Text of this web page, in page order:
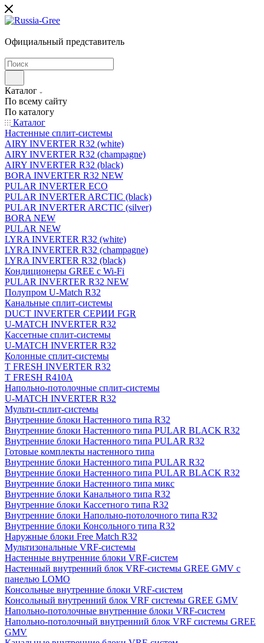
Официальный представитель
Каталог
По всему сайту
По каталогу
Каталог
Настенные сплит-системы
AIRY INVERTER R32 (white)
AIRY INVERTER R32 (champagne)
AIRY INVERTER R32 (black)
BORA INVERTER R32 NEW
PULAR INVERTER ECO
PULAR INVERTER ARCTIC (black)
PULAR INVERTER ARCTIC (silver)
BORA NEW
PULAR NEW
LYRA INVERTER R32 (white)
LYRA INVERTER R32 (champagne)
LYRA INVERTER R32 (black)
Кондиционеры GREE с Wi-Fi
PULAR INVERTER R32 NEW
Полупром U-Match R32
Канальные сплит-системы
DUCT INVERTER СЕРИИ FGR
U-MATCH INVERTER R32
Кассетные сплит-системы
U-MATCH INVERTER R32
Колонные сплит-системы
T FRESH INVERTER R32
T FRESH R410A
Напольно-потолочные сплит-системы
U-MATCH INVERTER R32
Мульти-сплит-системы
Внутренние блоки Настенного типа R32
Внутренние блоки Настенного типа PULAR BLACK R32
Внутренние блоки Настенного типа PULAR R32
Готовые комплекты настенного типа
Внутренние блоки Настенного типа PULAR R32
Внутренние блоки Настенного типа PULAR BLACK R32
Внутренние блоки Настенного типа микс
Внутренние блоки Канального типа R32
Внутренние блоки Кассетного типа R32
Внутренние блоки Напольно-потолочного типа R32
Внутренние блоки Консольного типа R32
Наружные блоки Free Match R32
Мультизональные VRF-системы
Настенные внутренние блоки VRF-систем
Настенный внутренний блок VRF-системы GREE GMV с
панелью LOMO
Консольные внутренние блоки VRF-систем
Консольный внутренний блок VRF системы GREE GMV
Напольно-потолочные внутренние блоки VRF-систем
Напольно-потолочный внутренний блок VRF системы GREE
GMV